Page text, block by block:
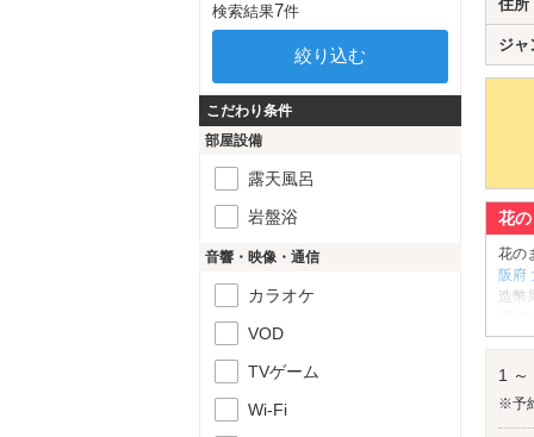
住所
ジャ
花
花の
阪府
造幣
花の
1
※予
検索結果7件
こだわり条件
部屋設備
露天風呂
岩盤浴
音響・映像・通信
カラオケ
VOD
TVゲーム
Wi-Fi